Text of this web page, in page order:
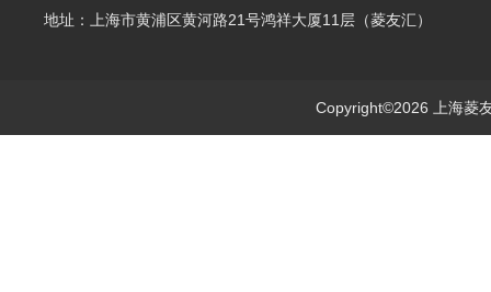
地址：上海市黄浦区黄河路21号鸿祥大厦11层（菱友汇）
Copyright©2026 上海菱